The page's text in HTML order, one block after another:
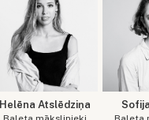
Helēna Atslēdziņa